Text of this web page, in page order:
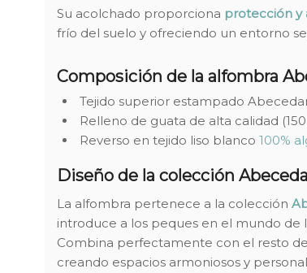
Su acolchado proporciona protección y
frío del suelo y ofreciendo un entorno
Composición de la alfombra
Tejido superior estampado
Relleno de guata de alta calidad (150
Reverso en tejido liso blanco 100%
Diseño de la colección
La alfombra pertenece a la colección
introduce a los peques en el mundo de
Combina perfectamente con el resto
creando espacios armoniosos y